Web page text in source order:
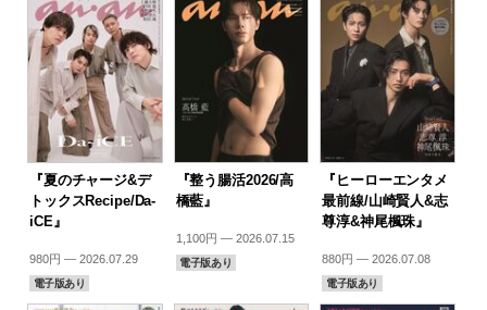
『夏のチャージ&デ
トックスRecipe/Da-
iCE』
980円 — 2026.07.29
電子版あり
『整う腸活2026/高
橋藍』
1,100円 — 2026.07.15
電子版あり
『ヒーローエンタメ
最前線/山崎賢人&志
尊淳&神尾楓珠』
880円 — 2026.07.08
電子版あり